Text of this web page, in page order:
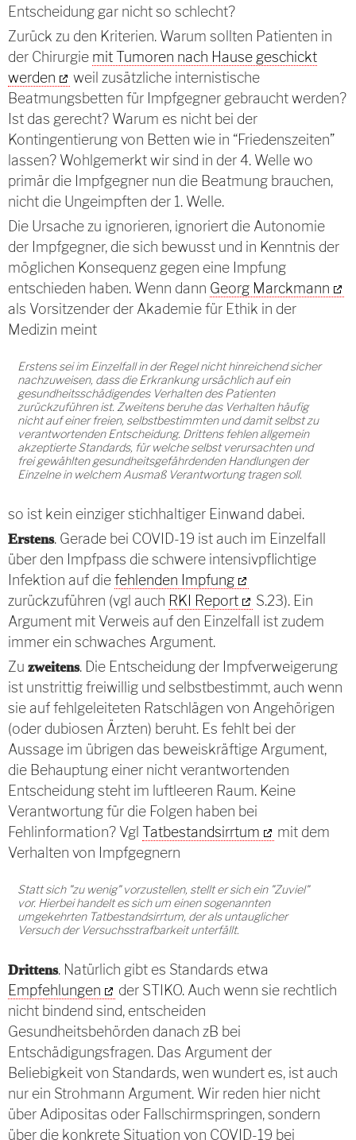
Entscheidung gar nicht so schlecht?
Zurück zu den Kriterien. Warum sollten Patienten in
der Chirurgie mit Tumoren nach Hause geschickt
werden
weil zusätzliche internistische
Beatmungsbetten für Impfgegner gebraucht werden?
Ist das gerecht? Warum es nicht bei der
Kontingentierung von Betten wie in “Friedenszeiten”
lassen? Wohlgemerkt wir sind in der 4. Welle wo
primär die Impfgegner nun die Beatmung brauchen,
nicht die Ungeimpften der 1. Welle.
Die Ursache zu ignorieren, ignoriert die Autonomie
der Impfgegner, die sich bewusst und in Kenntnis der
möglichen Konsequenz gegen eine Impfung
entschieden haben. Wenn dann Georg Marckmann
als Vorsitzender der Akademie für Ethik in der
Medizin meint
Erstens sei im Einzelfall in der Regel nicht hinreichend sicher
nachzuweisen, dass die Erkrankung ursächlich auf ein
gesundheitsschädigendes Verhalten des Patienten
zurückzuführen ist. Zweitens beruhe das Verhalten häufig
nicht auf einer freien, selbstbestimmten und damit selbst zu
verantwortenden Entscheidung. Drittens fehlen allgemein
akzeptierte Standards, für welche selbst verursachten und
frei gewählten gesundheitsgefährdenden Handlungen der
Einzelne in welchem Ausmaß Verantwortung tragen soll.
so ist kein einziger stichhaltiger Einwand dabei.
Erstens. Gerade bei COVID-19 ist auch im Einzelfall
über den Impfpass die schwere intensivpflichtige
Infektion auf diefehlenden Impfung
zurückzuführen (vgl auch RKI Report
S.23). Ein
Argument mit Verweis auf den Einzelfall ist zudem
immer ein schwaches Argument.
Zu zweitens. Die Entscheidung der Impfverweigerung
ist unstrittig freiwillig und selbstbestimmt, auch wenn
sie auf fehlgeleiteten Ratschlägen von Angehörigen
(oder dubiosen Ärzten) beruht. Es fehlt bei der
Aussage im übrigen das beweiskräftige Argument,
die Behauptung einer nicht verantwortenden
Entscheidung steht im luftleeren Raum. Keine
Verantwortung für die Folgen haben bei
Fehlinformation? Vgl Tatbestandsirrtum
mit dem
Verhalten von Impfgegnern
Statt sich "zu wenig" vorzustellen, stellt er sich ein "Zuviel"
vor. Hierbei handelt es sich um einen sogenannten
umgekehrten Tatbestandsirrtum, der als untauglicher
Versuch der Versuchsstrafbarkeit unterfällt.
Drittens. Natürlich gibt es Standards etwa
Empfehlungen
der STIKO. Auch wenn sie rechtlich
nicht bindend sind, entscheiden
Gesundheitsbehörden danach zB bei
Entschädigungsfragen. Das Argument der
Beliebigkeit von Standards, wen wundert es, ist auch
nur ein Strohmann Argument. Wir reden hier nicht
über Adipositas oder Fallschirmspringen, sondern
über die konkrete Situation von COVID-19 bei